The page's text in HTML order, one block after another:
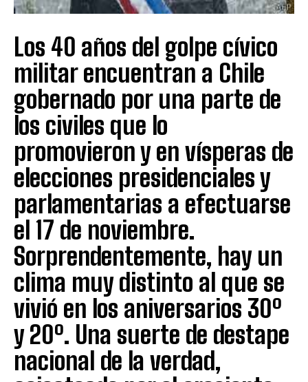
Los 40 años del golpe cívico
militar encuentran a Chile
gobernado por una parte de
los civiles que lo
promovieron y en vísperas de
elecciones presidenciales y
parlamentarias a efectuarse
el 17 de noviembre.
Sorprendentemente, hay un
clima muy distinto al que se
vivió en los aniversarios 30º
y 20º. Una suerte de destape
nacional de la verdad,